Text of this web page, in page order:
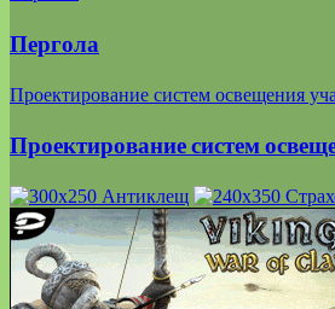
Пергола
Проектирование систем освещения
Проектирование систем